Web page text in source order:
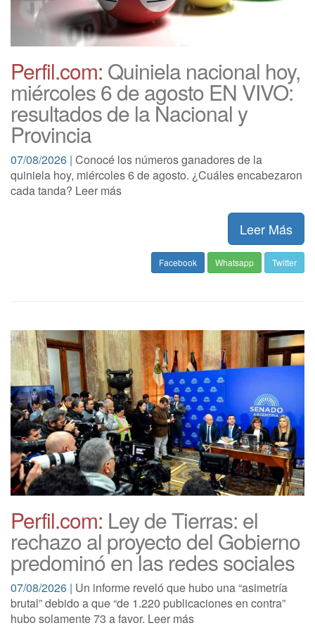
Perfil.com: Quiniela nacional hoy,
miércoles 6 de agosto EN VIVO:
resultados de la Nacional y
Provincia
07/08/2026 | Conocé los números ganadores de la
quiniela hoy, miércoles 6 de agosto. ¿Cuáles encabezaron
cada tanda? Leer más
Leer Más
Facebook Whatsapp Twitter
Perfil.com: Ley de Tierras: el
rechazo al proyecto del Gobierno
predominó en las redes sociales
07/08/2026 | Un informe reveló que hubo una “asimetría
brutal” debido a que “de 1.220 publicaciones en contra”
hubo solamente 73 a favor. Leer más